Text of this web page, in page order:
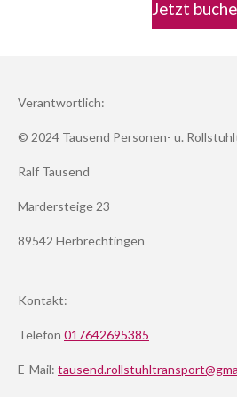
Jetzt
Verantwortlich:
© 2024 Tausend Personen- u.
Ralf Tausend
Mardersteige 23
89542 Herbrechtingen
Kontakt:
Telefon 017642695385
E-Mail: